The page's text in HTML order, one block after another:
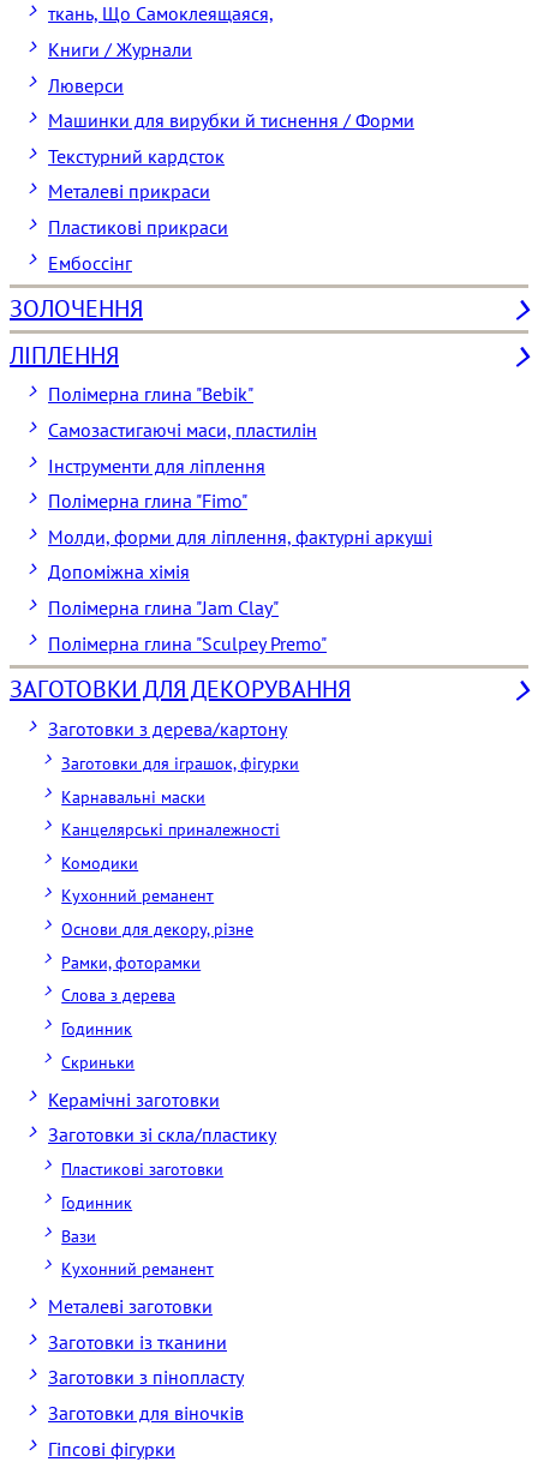
ткань, Що Самоклеящаяся,
Книги / Журнали
Люверси
Машинки для вирубки й тиснення / Форми
Текстурний кардсток
Металеві прикраси
Пластикові прикраси
Ембоссінг
ЗОЛОЧЕННЯ
ЛІПЛЕННЯ
Полімерна глина "Bebik"
Самозастигаючі маси, пластилін
Інструменти для ліплення
Полімерна глина "Fimo"
Молди, форми для ліплення, фактурні аркуші
Допоміжна хімія
Полімерна глина "Jam Clay"
Полімерна глина "Sculpey Premo"
ЗАГОТОВКИ ДЛЯ ДЕКОРУВАННЯ
Заготовки з дерева/картону
Заготовки для іграшок, фігурки
Карнавальні маски
Канцелярські приналежності
Комодики
Кухонний реманент
Основи для декору, різне
Рамки, фоторамки
Слова з дерева
Годинник
Скриньки
Керамічні заготовки
Заготовки зі скла/пластику
Пластикові заготовки
Годинник
Вази
Кухонний реманент
Металеві заготовки
Заготовки із тканини
Заготовки з пінопласту
Заготовки для віночків
Гіпсові фігурки